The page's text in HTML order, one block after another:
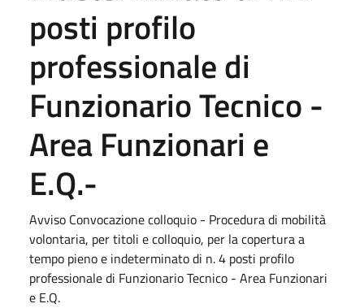
posti profilo
professionale di
Funzionario Tecnico -
Area Funzionari e
E.Q.-
Avviso Convocazione colloquio - Procedura di mobilità
volontaria, per titoli e colloquio, per la copertura a
tempo pieno e indeterminato di n. 4 posti profilo
professionale di Funzionario Tecnico - Area Funzionari
e E.Q.